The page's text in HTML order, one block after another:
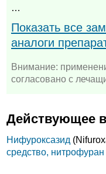
…
Показать все
аналоги
Внимание:
согласовано с
Действующее
Нифуроксазид
средство, нитрофуран